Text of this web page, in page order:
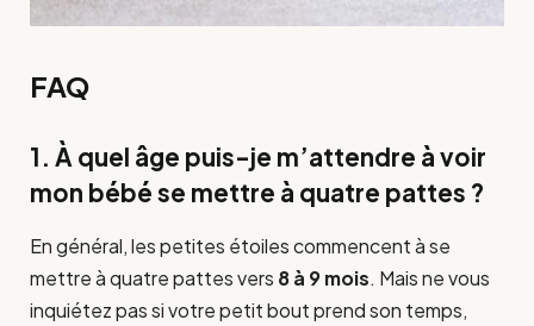
FAQ
1. À quel âge puis-je m’attendre à voir
mon bébé se mettre à quatre pattes ?
En général, les petites étoiles commencent à se
mettre à quatre pattes vers 8 à 9 mois. Mais ne vous
inquiétez pas si votre petit bout prend son temps,